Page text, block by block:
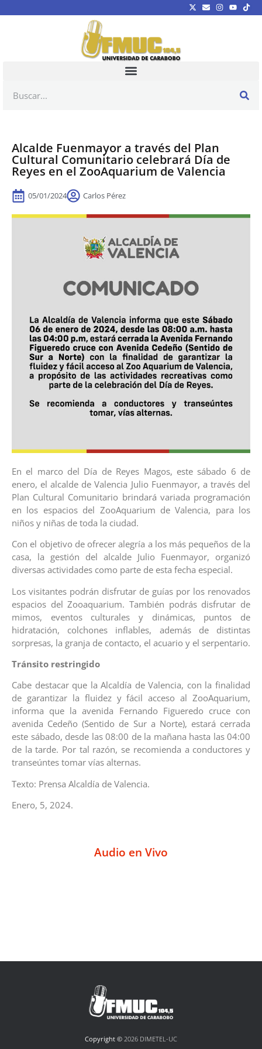
Alcalde Fuenmayor a través del Plan
Cultural Comunitario celebrará Día de
Reyes en el ZooAquarium de Valencia
05/01/2024 Carlos Pérez
En el marco del Día de Reyes Magos, este sábado 6 de
enero, el alcalde de Valencia Julio Fuenmayor, a través del
Plan Cultural Comunitario brindará variada programación
en los espacios del ZooAquarium de Valencia, para los
niños y niñas de toda la ciudad.
Con el objetivo de ofrecer alegría a los más pequeños de la
casa, la gestión del alcalde Julio Fuenmayor, organizó
diversas actividades como parte de esta fecha especial.
Los visitantes podrán disfrutar de guías por los renovados
espacios del Zooaquarium. También podrás disfrutar de
mimos, eventos culturales y dinámicas, puntos de
hidratación, colchones inflables, además de distintas
sorpresas, la granja de contacto, el acuario y el serpentario.
Tránsito restringido
Cabe destacar que la Alcaldía de Valencia, con la finalidad
de garantizar la fluidez y fácil acceso al ZooAquarium,
informa que la avenida Fernando Figueredo cruce con
avenida Cedeño (Sentido de Sur a Norte), estará cerrada
este sábado, desde las 08:00 de la mañana hasta las 04:00
de la tarde. Por tal razón, se recomienda a conductores y
transeúntes tomar vías alternas.
Texto: Prensa Alcaldía de Valencia.
Enero, 5, 2024.
Audio en Vivo
Copyright © 2026 DIMETEL-UC